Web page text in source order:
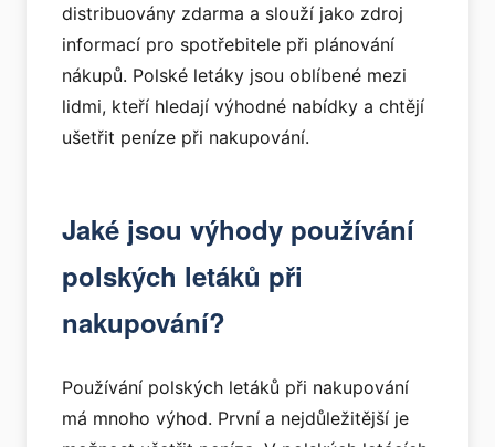
distribuovány zdarma a slouží jako zdroj
informací pro spotřebitele při plánování
nákupů. Polské letáky jsou oblíbené mezi
lidmi, kteří hledají výhodné nabídky a chtějí
ušetřit peníze při nakupování.
Jaké jsou výhody používání
polských letáků při
nakupování?
Používání polských letáků při nakupování
má mnoho výhod. První a nejdůležitější je